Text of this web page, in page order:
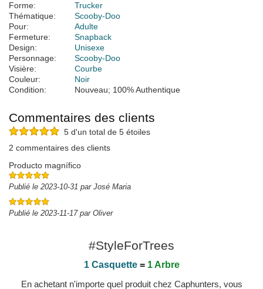
Forme:
Trucker
Thématique:
Scooby-Doo
Pour:
Adulte
Fermeture:
Snapback
Design:
Unisexe
Personnage:
Scooby-Doo
Visière:
Courbe
Couleur:
Noir
Condition:
Nouveau; 100% Authentique
Commentaires des clients
5 d'un total de 5 étoiles
2 commentaires des clients
Producto magnífico
Publié le 2023-10-31 par José Maria
Publié le 2023-11-17 par Oliver
#StyleForTrees
1 Casquette= 1 Arbre
En achetant n'importe quel produit chez Caphunters, vous